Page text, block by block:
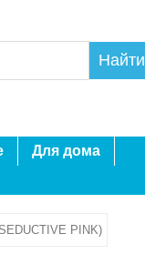
Найти
Для дома
PINK)